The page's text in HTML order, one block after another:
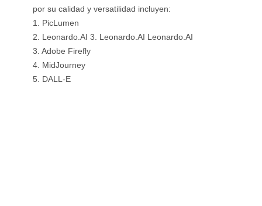
por su calidad y versatilidad incluyen:
1. PicLumen
2. Leonardo.AI 3. Leonardo.AI Leonardo.AI
3. Adobe Firefly
4. MidJourney
5. DALL-E